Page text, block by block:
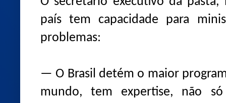
país tem capacidade para
problemas:
— O Brasil detém o maior
mundo, tem expertise, não